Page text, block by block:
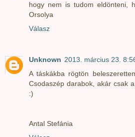
hogy nem is tudom eldönteni,
Orsolya
Válasz
Unknown 2013. március 23.
A táskákba rögtön
Csodaszép darabok, akár csak
:)
Antal Stefánia